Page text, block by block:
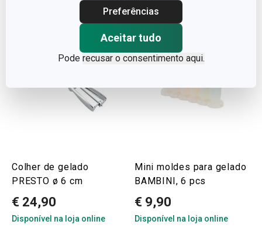
Preferências
Aceitar tudo
Pode recusar o consentimento aqui.
Colher de gelado
PRESTO ø 6 cm
€ 24,90
Disponível na loja online
Mini moldes para gelado
BAMBINI, 6 pcs
€ 9,90
Disponível na loja online